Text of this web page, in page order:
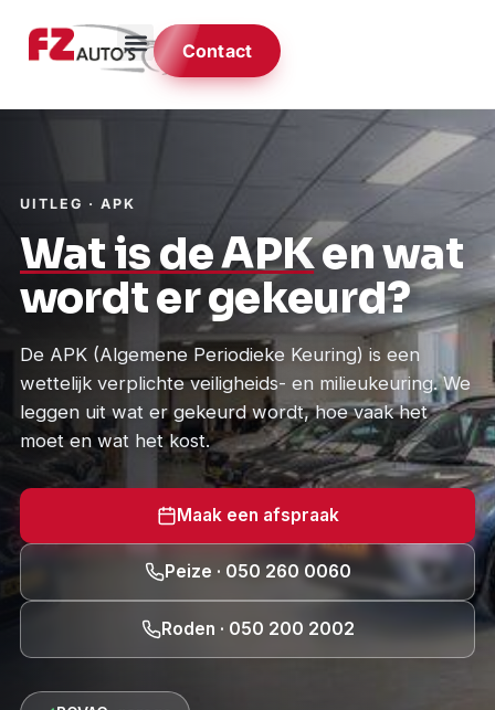
Contact
UITLEG · APK
Wat is de APKen wat
wordt er gekeurd?
De APK (Algemene Periodieke Keuring) is een
wettelijk verplichte veiligheids- en milieukeuring. We
leggen uit wat er gekeurd wordt, hoe vaak het
moet en wat het kost.
Maak een afspraak
Peize · 050 260 0060
Roden · 050 200 2002